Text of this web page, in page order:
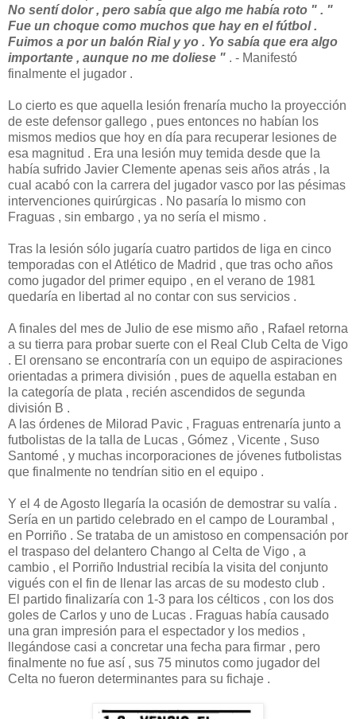
No sentí dolor , pero sabía que algo me había roto " . "
Fue un choque como muchos que hay en el fútbol .
Fuimos a por un balón Rial y yo . Yo sabía que era algo
importante , aunque no me doliese " . - Manifestó
finalmente el jugador .
Lo cierto es que aquella lesión frenaría mucho la proyección
de este defensor gallego , pues entonces no habían los
mismos medios que hoy en día para recuperar lesiones de
esa magnitud . Era una lesión muy temida desde que la
había sufrido Javier Clemente apenas seis años atrás , la
cual acabó con la carrera del jugador vasco por las pésimas
intervenciones quirúrgicas . No pasaría lo mismo con
Fraguas , sin embargo , ya no sería el mismo .
Tras la lesión sólo jugaría cuatro partidos de liga en cinco
temporadas con el Atlético de Madrid , que tras ocho años
como jugador del primer equipo , en el verano de 1981
quedaría en libertad al no contar con sus servicios .
A finales del mes de Julio de ese mismo año , Rafael retorna
a su tierra para probar suerte con el Real Club Celta de Vigo
. El orensano se encontraría con un equipo de aspiraciones
orientadas a primera división , pues de aquella estaban en
la categoría de plata , recién ascendidos de segunda
división B .
A las órdenes de Milorad Pavic , Fraguas entrenaría junto a
futbolistas de la talla de Lucas , Gómez , Vicente , Suso
Santomé , y muchas incorporaciones de jóvenes futbolistas
que finalmente no tendrían sitio en el equipo .
Y el 4 de Agosto llegaría la ocasión de demostrar su valía .
Sería en un partido celebrado en el campo de Lourambal ,
en Porriño . Se trataba de un amistoso en compensación por
el traspaso del delantero Chango al Celta de Vigo , a
cambio , el Porriño Industrial recibía la visita del conjunto
vigués con el fin de llenar las arcas de su modesto club .
El partido finalizaría con 1-3 para los célticos , con los dos
goles de Carlos y uno de Lucas . Fraguas había causado
una gran impresión para el espectador y los medios ,
llegándose casi a concretar una fecha para firmar , pero
finalmente no fue así , sus 75 minutos como jugador del
Celta no fueron determinantes para su fichaje .